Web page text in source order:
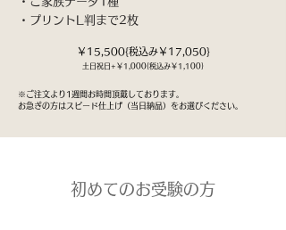
・プリントL判まで2枚
￥15,500{税込み￥17,050}
​土日祝日+￥1,000{税込み￥1,100}
※ ​ご注文より1週間お時間頂戴しております。
お急ぎの方はスピード仕上げ（当日納品）をお選びください。
初めてのお受験の方